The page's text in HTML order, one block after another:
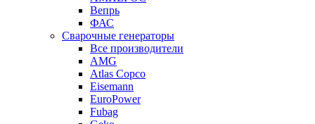
Вепрь
ФАС
Сварочные генераторы
Все производители
AMG
Atlas Copco
Eisemann
EuroPower
Fubag